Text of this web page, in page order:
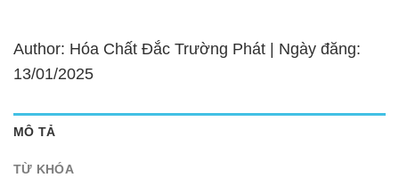
Author: Hóa Chất Đắc Trường Phát | Ngày đăng:
13/01/2025
MÔ TẢ
TỪ KHÓA